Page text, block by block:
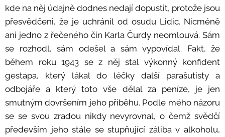
kde na něj údajně dodnes nedají dopustit, protože jsou
přesvědčeni, že je uchránil od osudu Lidic. Nicméně
ani jedno z řečeného čin Karla Čurdy neomlouvá. Sám
se rozhodl, sám odešel a sám vypovídal. Fakt, že
během roku 1943 se z něj stal výkonný konfident
gestapa, který lákal do léčky další parašutisty a
odbojáře a který toto vše dělal za peníze, je jen
smutným dovršením jeho příběhu. Podle mého názoru
se se svou zradou nikdy nevyrovnal, o čemž svědčí
především jeho stále se stupňující záliba v alkoholu,